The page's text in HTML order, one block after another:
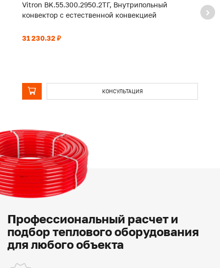
Vitron BK.55.300.2950.2ТГ, Внутрипольный
конвектор с естественной конвекцией
31 230.32 ₽
КОНСУЛЬТАЦИЯ
Профессиональный расчет и
подбор теплового оборудования
для любого объекта